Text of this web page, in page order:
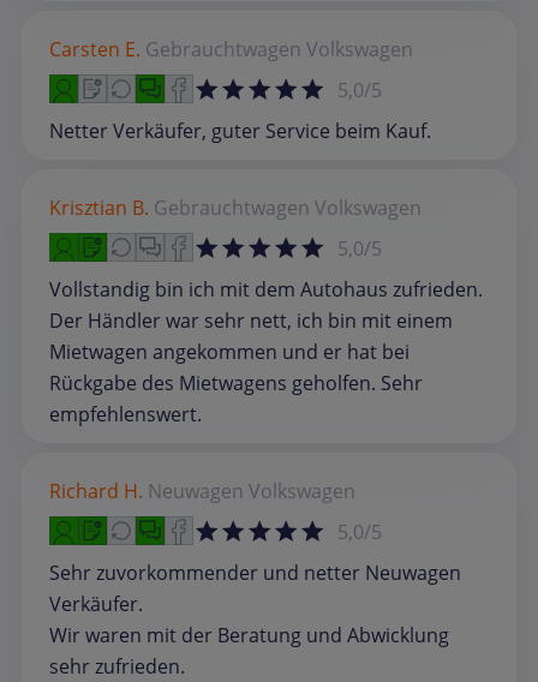
Carsten E. Gebrauchtwagen Volkswagen
5,0/5
Netter Verkäufer, guter Service beim Kauf.
Krisztian B. Gebrauchtwagen Volkswagen
5,0/5
Vollstandig bin ich mit dem Autohaus zufrieden.
Der Händler war sehr nett, ich bin mit einem
Mietwagen angekommen und er hat bei
Rückgabe des Mietwagens geholfen. Sehr
empfehlenswert.
Richard H. Neuwagen Volkswagen
5,0/5
Sehr zuvorkommender und netter Neuwagen
Verkäufer.
Wir waren mit der Beratung und Abwicklung
sehr zufrieden.